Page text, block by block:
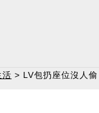
活 > LV包扔座位沒人